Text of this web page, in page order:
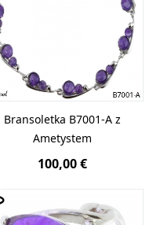
Bransoletka B7001-A z
Ametystem
100,00 €